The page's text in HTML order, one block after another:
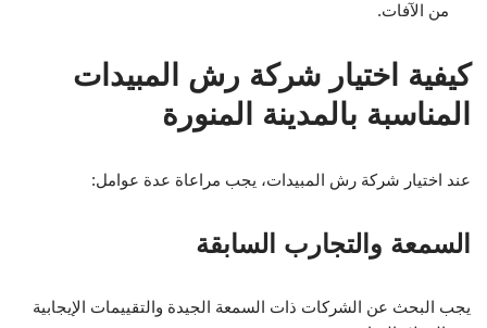
من الآفات.
كيفية اختيار شركة رش المبيدات
المناسبة بالمدينة المنورة
عند اختيار شركة رش المبيدات، يجب مراعاة عدة عوامل:
السمعة والتجارب السابقة
يجب البحث عن الشركات ذات السمعة الجيدة والتقييمات الإيجابية